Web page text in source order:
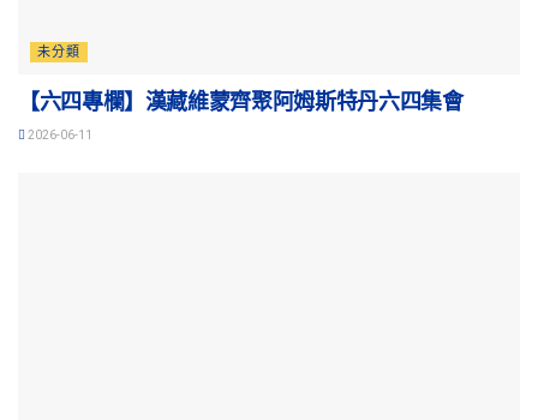
未分類
【六四專欄】漢藏維蒙齊聚阿姆斯特丹六四集會
2026-06-11